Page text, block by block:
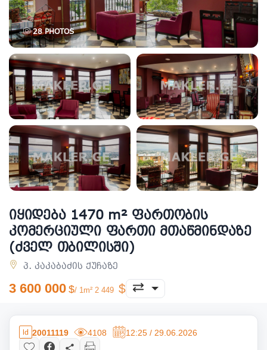
28PHOTOS
იყიდება 1470 m² ფართობის
კომერციული ფართი მთაწმინდაზე
(ძველ თბილისში)
პ. კაკაბაძის ქუჩაზე
3 600 000 / 1m² 2 449
20011119 4108 12:25 / 29.06.2026